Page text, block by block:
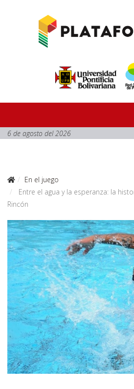
6 de agosto del 2026
En el juego
Entre el agua y la esperanza: la
Rincón